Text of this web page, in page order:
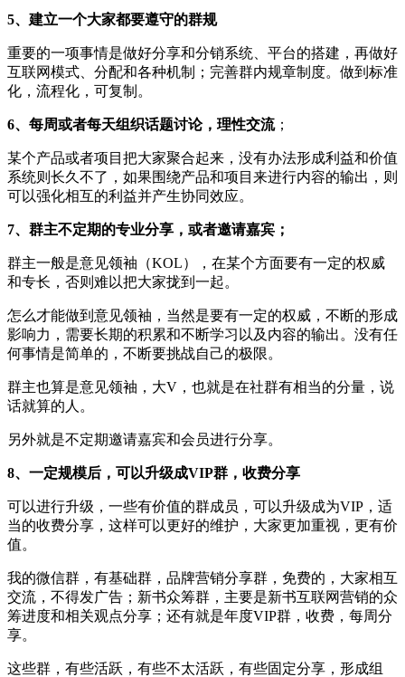
5、建立一个大家都要遵守的群规
重要的一项事情是做好分享和分销系统、平台的搭建，再做好
互联网模式、分配和各种机制；完善群内规章制度。做到标准
化，流程化，可复制。
6、每周或者每天组织话题讨论，理性交流；
某个产品或者项目把大家聚合起来，没有办法形成利益和价值
系统则长久不了，如果围绕产品和项目来进行内容的输出，则
可以强化相互的利益并产生协同效应。
7、群主不定期的专业分享，或者邀请嘉宾；
群主一般是意见领袖（KOL），在某个方面要有一定的权威
和专长，否则难以把大家拢到一起。
怎么才能做到意见领袖，当然是要有一定的权威，不断的形成
影响力，需要长期的积累和不断学习以及内容的输出。没有任
何事情是简单的，不断要挑战自己的极限。
群主也算是意见领袖，大V，也就是在社群有相当的分量，说
话就算的人。
另外就是不定期邀请嘉宾和会员进行分享。
8、一定规模后，可以升级成VIP群，收费分享
可以进行升级，一些有价值的群成员，可以升级成为VIP，适
当的收费分享，这样可以更好的维护，大家更加重视，更有价
值。
我的微信群，有基础群，品牌营销分享群，免费的，大家相互
交流，不得发广告；新书众筹群，主要是新书互联网营销的众
筹进度和相关观点分享；还有就是年度VIP群，收费，每周分
享。
这些群，有些活跃，有些不太活跃，有些固定分享，形成组